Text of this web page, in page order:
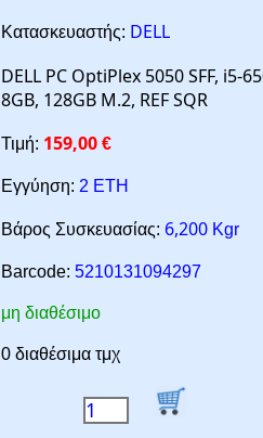
Κατασκευαστής: DELL
DELL PC OptiPlex 5050 SFF, i5-
8GB, 128GB M.2, REF SQR
Τιμή: 159,00 €
Εγγύηση: 2 ΕΤΗ
Βάρος Συσκευασίας: 6,200 Kgr
Barcode: 5210131094297
μη διαθέσιμο
0 διαθέσιμα τμχ